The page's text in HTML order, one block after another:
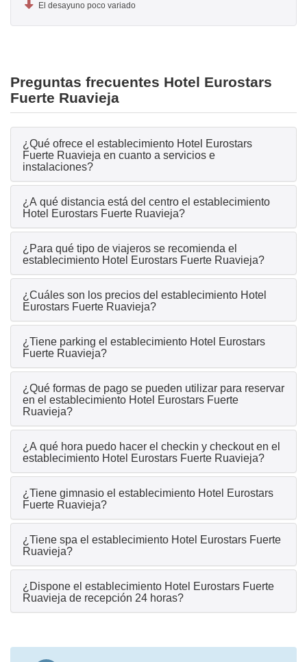
El desayuno poco variado
Preguntas frecuentes Hotel Eurostars
Fuerte Ruavieja
¿Qué ofrece el establecimiento Hotel Eurostars
Fuerte Ruavieja en cuanto a servicios e
instalaciones?
¿A qué distancia está del centro el establecimiento
Hotel Eurostars Fuerte Ruavieja?
¿Para qué tipo de viajeros se recomienda el
establecimiento Hotel Eurostars Fuerte Ruavieja?
¿Cuáles son los precios del establecimiento Hotel
Eurostars Fuerte Ruavieja?
¿Tiene parking el establecimiento Hotel Eurostars
Fuerte Ruavieja?
¿Qué formas de pago se pueden utilizar para reservar
en el establecimiento Hotel Eurostars Fuerte
Ruavieja?
¿A qué hora puedo hacer el checkin y checkout en el
establecimiento Hotel Eurostars Fuerte Ruavieja?
¿Tiene gimnasio el establecimiento Hotel Eurostars
Fuerte Ruavieja?
¿Tiene spa el establecimiento Hotel Eurostars Fuerte
Ruavieja?
¿Dispone el establecimiento Hotel Eurostars Fuerte
Ruavieja de recepción 24 horas?